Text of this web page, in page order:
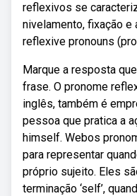
reflexivos se
nivelamento, fixação e
reflexive pronouns
Marque a resposta
frase. O pronome
inglês, também é
pessoa que pratica a
himself. Webos
para representar
próprio sujeito. Eles
terminação ‘self’,